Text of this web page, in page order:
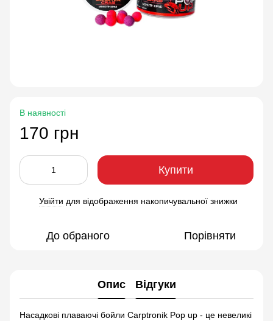
В наявності
170 грн
Купити
Увійти для відображення накопичувальної знижки
До обраного Порівняти
Опис Відгуки
Насадкові плаваючі бойли Саrptronik Pop up - це невеликі